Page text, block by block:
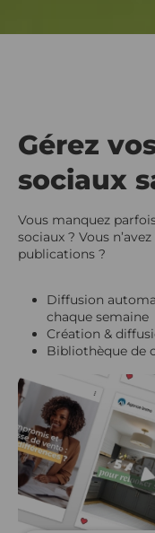
Gérez
sociaux
Vous manquez
sociaux ? Vous
publications ? ​
Diffusion
chaque semaine​
Création &
Bibliothèque de